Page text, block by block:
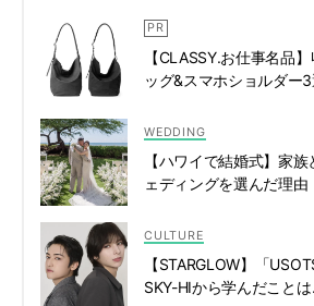
【CLASSY.お仕事名品
ッグ&スマホショルダー
WEDDING
【ハワイで結婚式】家
ェディングを選んだ理
CULTURE
【STARGLOW】「
SKY-HIから学んだこと